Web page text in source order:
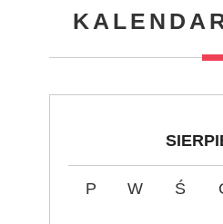
P W Ś